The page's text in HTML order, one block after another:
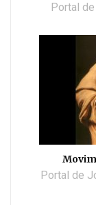
Portal
Portal de